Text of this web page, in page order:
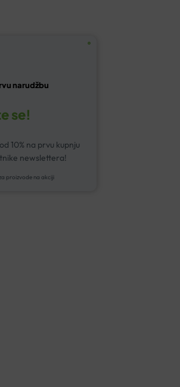
narudžbu
se!
10% na prvu kupnju
newslettera!
proizvode na akciji